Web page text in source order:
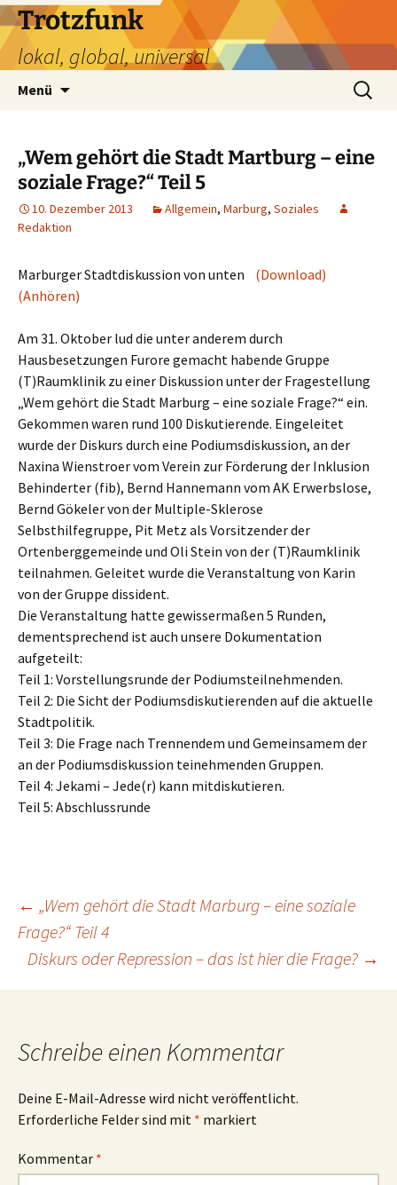
Zum
Inhalt
springen
Trotzfunk
lokal, global, universal
Menü
Suchen
nach:
„Wem gehört die Stadt Martburg – eine
soziale Frage?“ Teil 5
10. Dezember 2013 Allgemein, Marburg, Soziales
Redaktion
Marburger Stadtdiskussion von unten
(Download)
(Anhören)
Am 31. Oktober lud die unter anderem durch
Hausbesetzungen Furore gemacht habende Gruppe
(T)Raumklinik zu einer Diskussion unter der Fragestellung
„Wem gehört die Stadt Marburg – eine soziale Frage?“ ein.
Gekommen waren rund 100 Diskutierende. Eingeleitet
wurde der Diskurs durch eine Podiumsdiskussion, an der
Naxina Wienstroer vom Verein zur Förderung der Inklusion
Behinderter (fib), Bernd Hannemann vom AK Erwerbslose,
Bernd Gökeler von der Multiple-Sklerose
Selbsthilfegruppe, Pit Metz als Vorsitzender der
Ortenberggemeinde und Oli Stein von der (T)Raumklinik
teilnahmen. Geleitet wurde die Veranstaltung von Karin
von der Gruppe dissident.
Die Veranstaltung hatte gewissermaßen 5 Runden,
dementsprechend ist auch unsere Dokumentation
aufgeteilt:
Teil 1: Vorstellungsrunde der Podiumsteilnehmenden.
Teil 2: Die Sicht der Podiumsdiskutierenden auf die aktuelle
Stadtpolitik.
Teil 3: Die Frage nach Trennendem und Gemeinsamem der
an der Podiumsdiskussion teinehmenden Gruppen.
Teil 4: Jekami – Jede(r) kann mitdiskutieren.
Teil 5: Abschlussrunde
Beitragsnavigation
← „Wem gehört die Stadt Marburg – eine soziale
Frage?“ Teil 4
Diskurs oder Repression – das ist hier die Frage? →
Schreibe einen Kommentar
Deine E-Mail-Adresse wird nicht veröffentlicht.
Erforderliche Felder sind mit * markiert
Kommentar *